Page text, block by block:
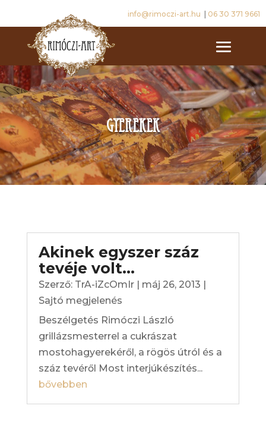
info@rimoczi-art.hu 06 30 371 9661
gyerekek
Akinek egyszer száz
tevéje volt…
Szerző: TrA-iZcOmIr| máj 26, 2013 |
Sajtó megjelenés
Beszélgetés Rimóczi László
grillázsmesterrel a cukrászat
mostohagyerekéről, a rögös útról és a
száz tevéről Most interjúkészítés...
bővebben